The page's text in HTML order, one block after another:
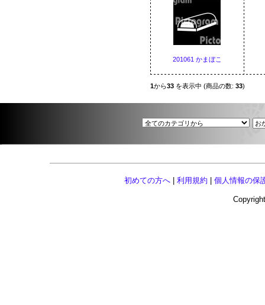
201061 かまぼこ
1から33を表示中 (商品の数: 33)
初めての方へ 利用規約 個人情報の保